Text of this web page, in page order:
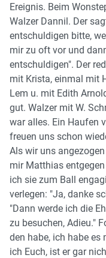
Ereignis. Beim
Walzer Dannil. Der
entschuldigen bitte,
mir zu oft vor und
entschuldigen". Der
mit Krista, einmal mit
Lem u. mit Edith
gut. Walzer mit W.
war alles. Ein Haufen
freuen uns schon
Als wir uns
mir Matthias
ich sie zum Ball
verlegen: "Ja, danke
"Dann werde ich die
zu besuchen, Adieu."
den habe, ich habe es
ich Euch, ist er gar